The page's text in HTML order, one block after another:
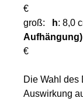
€
groß:
h: 8,0
€
Die Wahl des
Auswirkung